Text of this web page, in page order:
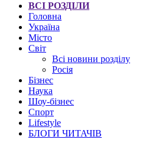
ВСІ РОЗДІЛИ
Головна
Україна
Місто
Світ
Всі новини розділу
Росія
Бізнес
Наука
Шоу-бізнес
Спорт
Lifestyle
БЛОГИ ЧИТАЧІВ